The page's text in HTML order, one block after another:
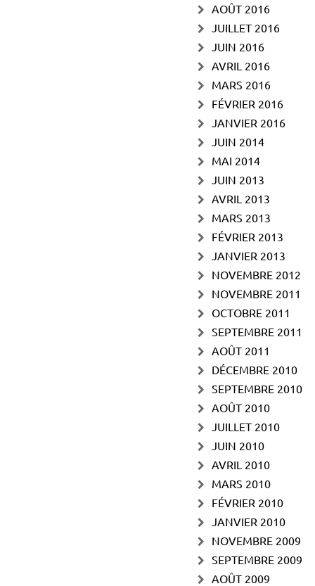
AOÛT 2016
JUILLET 2016
JUIN 2016
AVRIL 2016
MARS 2016
FÉVRIER 2016
JANVIER 2016
JUIN 2014
MAI 2014
JUIN 2013
AVRIL 2013
MARS 2013
FÉVRIER 2013
JANVIER 2013
NOVEMBRE 2012
NOVEMBRE 2011
OCTOBRE 2011
SEPTEMBRE 2011
AOÛT 2011
DÉCEMBRE 2010
SEPTEMBRE 2010
AOÛT 2010
JUILLET 2010
JUIN 2010
AVRIL 2010
MARS 2010
FÉVRIER 2010
JANVIER 2010
NOVEMBRE 2009
SEPTEMBRE 2009
AOÛT 2009